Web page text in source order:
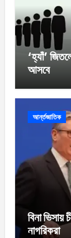
‘হ্যাঁ’
আসবে
আর্ন্তজাতিক
বিনা ভিসায়
নাগরিকরা